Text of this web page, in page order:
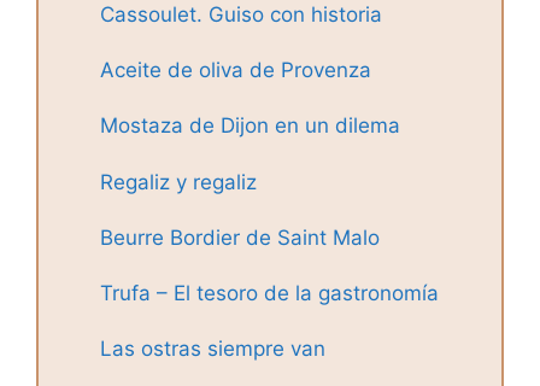
Cassoulet. Guiso con historia
Aceite de oliva de Provenza
Mostaza de Dijon en un dilema
Regaliz y regaliz
Beurre Bordier de Saint Malo
Trufa – El tesoro de la gastronomía
Las ostras siempre van